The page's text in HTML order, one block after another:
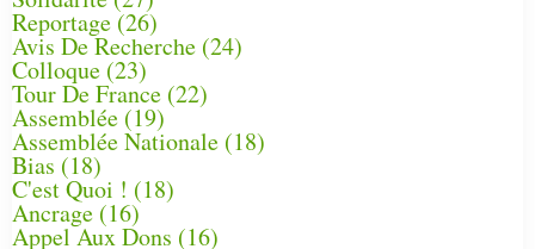
Reportage(26)
Avis De Recherche (24)
Colloque (23)
Tour De France (22)
Assemblée (19)
Assemblée Nationale (18)
Bias (18)
C'est Quoi ! (18)
Ancrage (16)
Appel Aux Dons (16)